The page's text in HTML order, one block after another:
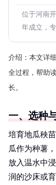
位于河南
年成立，
介绍： 本文详
全过程，帮助
长。
一、选种
培育地瓜秧
瓜作为种薯
放入温水中
润的沙床或